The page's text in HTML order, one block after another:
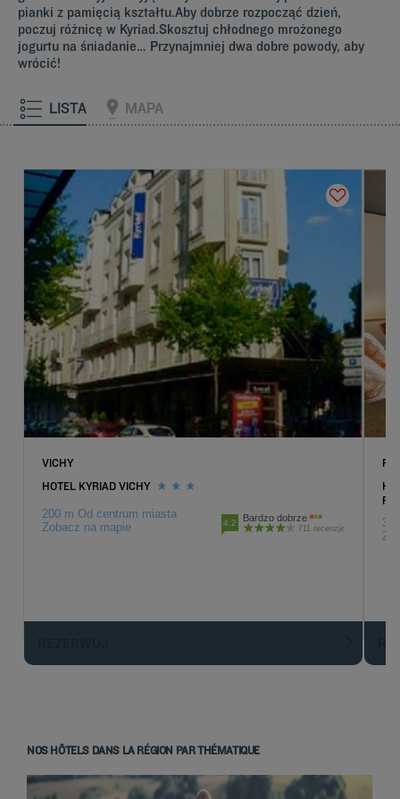
pianki z pamięcią kształtu.Aby dobrze rozpocząć dzień,
poczuj różnicę w Kyriad.Skosztuj chłodnego mrożonego
jogurtu na śniadanie… Przynajmniej dwa dobre powody, aby
wrócić!
LISTA MAPA
VICHY
HOTEL KYRIAD VICHY
200 m Od centrum miasta
Zobacz na mapie
4.2 Bardzo dobrze
711 recenzje
NOS HÔTELS DANS LA RÉGION PAR THÉMATIQUE